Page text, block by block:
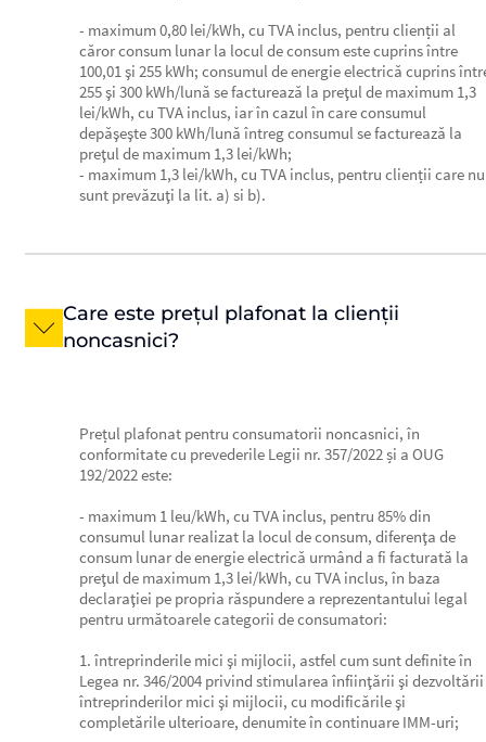
- maximum 0,80 lei/kWh, cu TVA inclus, pentru clienții al
căror consum lunar la locul de consum este cuprins între
100,01 şi 255 kWh; consumul de energie electrică cuprins
255 şi 300 kWh/lună se facturează la preţul de maximum 1,3
lei/kWh, cu TVA inclus, iar în cazul în care consumul
depăşeşte 300 kWh/lună întreg consumul se facturează la
preţul de maximum 1,3 lei/kWh;
- maximum 1,3 lei/kWh, cu TVA inclus, pentru clienții care nu
sunt prevăzuţi la lit. a) si b).
Care este prețul plafonat la clienții
noncasnici?
Prețul plafonat pentru consumatorii noncasnici, în
conformitate cu prevederile Legii nr. 357/2022 și a OUG
192/2022 este:
- maximum 1 leu/kWh, cu TVA inclus, pentru 85% din
consumul lunar realizat la locul de consum, diferenţa de
consum lunar de energie electrică urmând a fi facturată la
preţul de maximum 1,3 lei/kWh, cu TVA inclus, în baza
declaraţiei pe propria răspundere a reprezentantului legal
pentru următoarele categorii de consumatori:
1. întreprinderile mici şi mijlocii, astfel cum sunt definite în
Legea nr. 346/2004 privind stimularea înfiinţării şi dezvoltării
întreprinderilor mici şi mijlocii, cu modificările şi
completările ulterioare, denumite în continuare IMM-uri;